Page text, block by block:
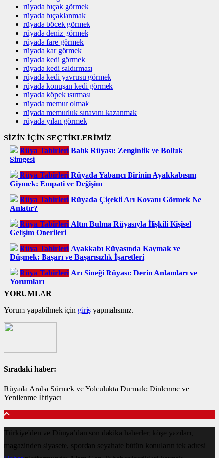
rüyada bıçak görmek
rüyada bıçaklanmak
rüyada böcek görmek
rüyada deniz görmek
rüyada fare görmek
rüyada kar görmek
rüyada kedi görmek
rüyada kedi saldırması
rüyada kedi yavrusu görmek
rüyada konuşan kedi görmek
rüyada köpek ısırması
rüyada memur olmak
rüyada memurluk sınavını kazanmak
rüyada yılan görmek
SİZİN İÇİN SEÇTİKLERİMİZ
Rüya Tabirleri Balık Rüyası: Zenginlik ve Bolluk
Simgesi
Rüya Tabirleri Rüyada Yabancı Birinin Ayakkabısını
Giymek: Empati ve Değişim
Rüya Tabirleri Rüyada Çiçekli Arı Kovanı Görmek Ne
Anlatır?
Rüya Tabirleri Altın Bulma Rüyasıyla İlişkili Kişisel
Gelişim Önerileri
Rüya Tabirleri Ayakkabı Rüyasında Kaymak ve
Düşmek: Başarı ve Başarısızlık İşaretleri
Rüya Tabirleri Arı Sineği Rüyası: Derin Anlamları ve
Yorumları
YORUMLAR
Yorum yapabilmek için giriş yapmalısınız.
Sıradaki haber:
Rüyada Araba Sürmek ve Yolculukta Durmak: Dinlenme ve
Yenilenme İhtiyacı
Türkiye'den ve Dünya’dan son dakika haberler, köşe yazıları,
magazinden siyasete, spordan seyahate bütün konuların tek adresi